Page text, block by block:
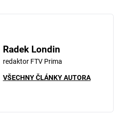
Radek Londin
redaktor FTV Prima
VŠECHNY ČLÁNKY AUTORA